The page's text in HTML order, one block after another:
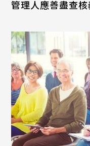
管理人應善盡查